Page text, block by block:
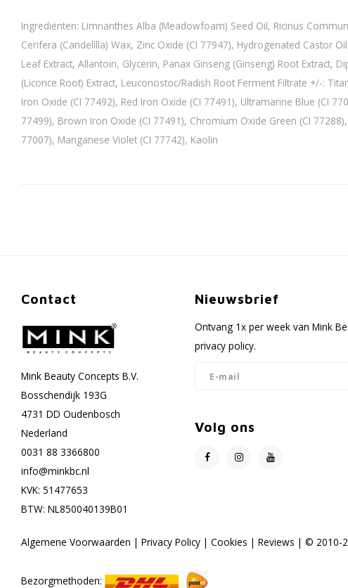
Ingrediënten: Limnanthes Alba (Meadowfoam) Seed Oil, Ricinus
Cerifera (Candelilla) Wax, Zinc Oxide (CI 77947), Hydrogenated Castor
Leaf Extract, Allantoin, Glycerin, Panax Ginseng (Ginseng) Root Extract,
(Licorice Root) Extract, Leuconostoc/Radish Root Ferment Filtrate +/-:
Iron Oxide (CI 77492), Red Iron Oxide (CI 77491), Ultramarine Blue (CI
77499), Brown Iron Oxide (CI 77491), Chromium Oxide Green (CI 77288)
77007), Manganese Violet (CI 77742), Kaolin
Contact
Mink Beauty Concepts B.V.
Bosschendijk 193G
4731 DD Oudenbosch
Nederland
0031 88 3366800
info@minkbc.nl
KVK: 51477653
BTW: NL850040139B01
Nieuwsbrief
Ontvang 1x per week van Mink
privacy policy.
Volg ons
Algemene Voorwaarden | Privacy Policy | Cookies | Reviews | © 2010-
Bezorgmethoden: